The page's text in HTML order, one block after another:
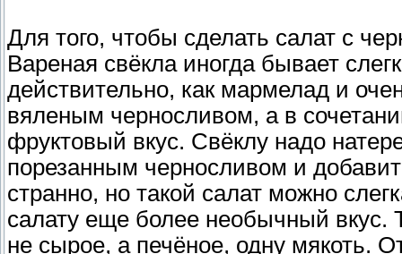
Для того, чтобы сделать салат с
Вареная свёкла иногда бывает
действительно, как мармелад и
вяленым черносливом, а в
фруктовый вкус. Свёклу надо
порезанным черносливом и
странно, но такой салат можно
салату еще более необычный вкус.
не сырое, а печёное, одну мякоть.